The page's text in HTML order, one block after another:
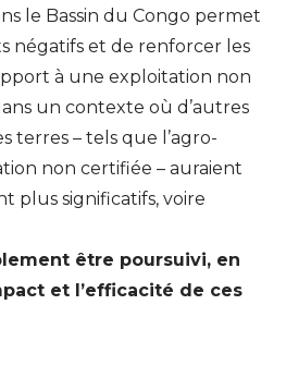
le Bassin du Congo permet
négatifs et de renforcer les
à une exploitation non
un contexte où d’autres
terres – tels que l’agro-
non certifiée – auraient
plus significatifs, voire
être poursuivi, en
et l’efficacité de ces